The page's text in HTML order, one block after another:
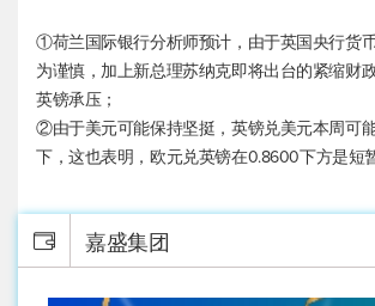
①荷兰国际银行分析师预计，由于英国央行货
为谨慎，加上新总理苏纳克即将出台的紧缩财
英镑承压；
②由于美元可能保持坚挺， 英镑兑美元本周可
下，这也表明，欧元兑英镑在0.8600下方是短
嘉盛集团